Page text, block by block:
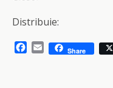
Distribuie:
E
Share